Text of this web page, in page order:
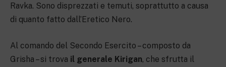
Ravka. Sono disprezzati e temuti, soprattutto a causa
di quanto fatto dall’Eretico Nero.
Al comando del Secondo Esercito – composto da
Grisha – si trova il generale Kirigan, che sfrutta il